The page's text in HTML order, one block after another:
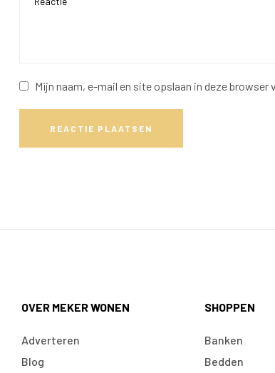
Mijn naam, e-mail en site opslaan in deze
REACTIE PLAATSEN
OVER MEKER WONEN
Adverteren
Blog
SHOPPEN
Banken
Bedden